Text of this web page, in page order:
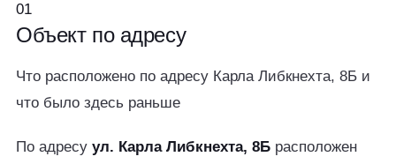
01
Объект по адресу
Что расположено по адресу Карла Либкнехта, 8Б и
что было здесь раньше
По адресу ул. Карла Либкнехта, 8Б расположен